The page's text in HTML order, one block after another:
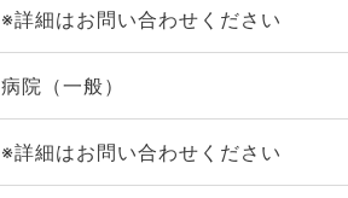
※詳細はお問い合わせください
病院（一般）
※詳細はお問い合わせください